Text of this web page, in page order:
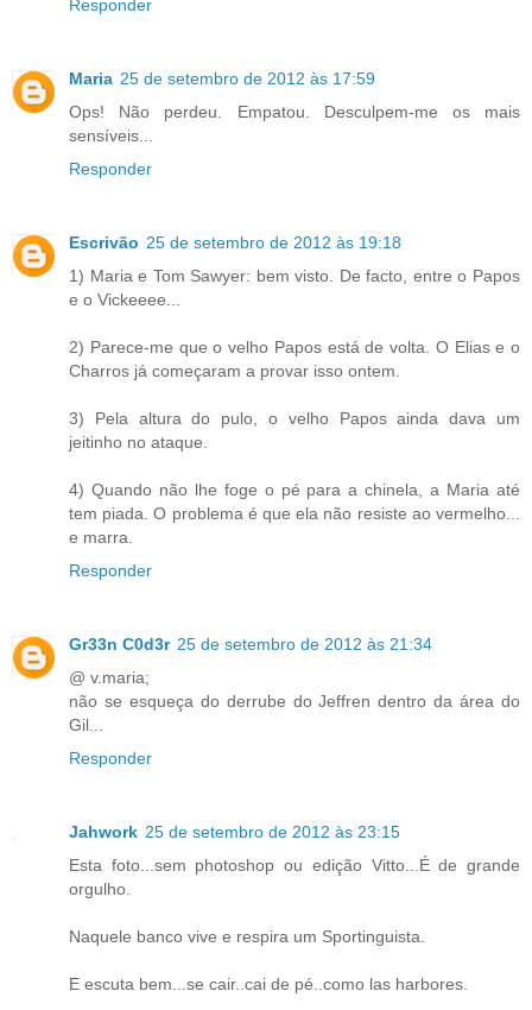
Responder
Maria 25 de setembro de 2012 às 17:59
Ops! Não perdeu. Empatou. Desculpem-me os mais
sensíveis...
Responder
Escrivão 25 de setembro de 2012 às 19:18
1) Maria e Tom Sawyer: bem visto. De facto, entre o Papos
e o Vickeeee...
2) Parece-me que o velho Papos está de volta. O Elias e o
Charros já começaram a provar isso ontem.
3) Pela altura do pulo, o velho Papos ainda dava um
jeitinho no ataque.
4) Quando não lhe foge o pé para a chinela, a Maria até
tem piada. O problema é que ela não resiste ao vermelho...
e marra.
Responder
Gr33n C0d3r 25 de setembro de 2012 às 21:34
@ v.maria;
não se esqueça do derrube do Jeffren dentro da área do
Gil...
Responder
Jahwork 25 de setembro de 2012 às 23:15
Esta foto...sem photoshop ou edição Vitto...É de grande
orgulho.
Naquele banco vive e respira um Sportinguista.
E escuta bem...se cair..cai de pé..como las harbores.